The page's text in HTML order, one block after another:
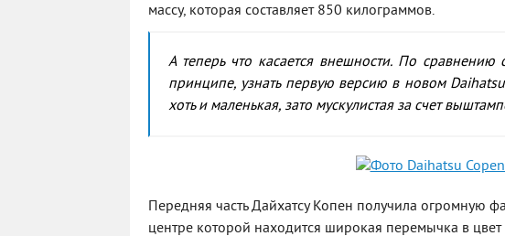
массу, которая составляет 850 килограммов.
А теперь что касается внешности. По
принципе, узнать первую версию в новом
хоть и маленькая, зато мускулистая за счет
Передняя часть Дайхатсу Копен получила огромную
центре которой находится широкая перемычка в